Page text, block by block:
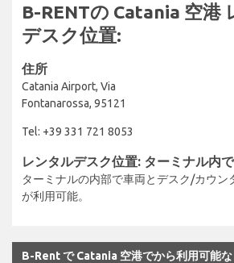
B-RENTの Catania 空港
デスク位置:
住所
Catania Airport, Via
Fontanarossa, 95121
Tel: +39 331 721 8053
レンタルデスク位置: ターミナル内で
ターミナルの内部で車両とデスク/カウン
が利用可能。
B-Rent で Catania 空港でから利用可能な